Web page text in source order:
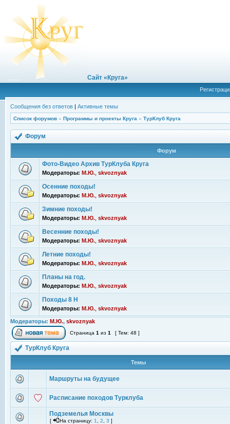
Сайт «Круга»
Сообщения без ответов | Активные темы
Список форумов » Программы и проекты Круга » ТурКлуб Круга
Форум
Форум
Фото-Видео Архив ТурКлуба Круга
Модераторы: М.Ю. skvoznyak
Осенние походы!
Модераторы: М.Ю. skvoznyak
Зимние походы!
Модераторы: М.Ю. skvoznyak
Весенние походы!
Модераторы: М.Ю. skvoznyak
Летние походы!
Модераторы: М.Ю. skvoznyak
Планы на год.
Модераторы: М.Ю. skvoznyak
Походы 8 Н
Модераторы: М.Ю. skvoznyak
Модераторы: М.Ю., skvoznyak
Страница 1 из 1 [ Тем: 48 ]
ТурКлуб Круга
Темы
Маршруты на будущее
Расписание походов Турклуба
Подземелья Москвы
[ На страницу: 1 2 3 ]